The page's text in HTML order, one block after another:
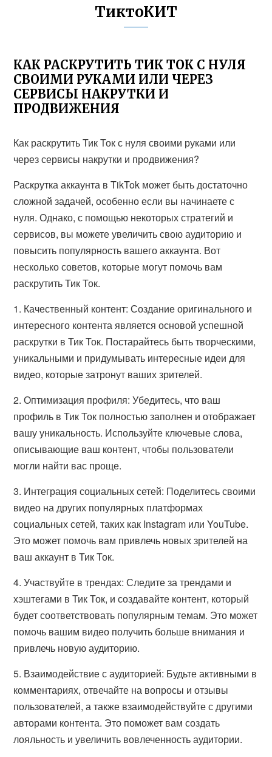
ТиктоКИТ
КАК РАСКРУТИТЬ ТИК ТОК С НУЛЯ
СВОИМИ РУКАМИ ИЛИ ЧЕРЕЗ
СЕРВИСЫ НАКРУТКИ И
ПРОДВИЖЕНИЯ
Как раскрутить Тик Ток с нуля своими руками или
через сервисы накрутки и продвижения?
Раскрутка аккаунта в TikTok может быть достаточно
сложной задачей, особенно если вы начинаете с
нуля. Однако, с помощью некоторых стратегий и
сервисов, вы можете увеличить свою аудиторию и
повысить популярность вашего аккаунта. Вот
несколько советов, которые могут помочь вам
раскрутить Тик Ток.
1. Качественный контент: Создание оригинального и
интересного контента является основой успешной
раскрутки в Тик Ток. Постарайтесь быть творческими,
уникальными и придумывать интересные идеи для
видео, которые затронут ваших зрителей.
2. Оптимизация профиля: Убедитесь, что ваш
профиль в Тик Ток полностью заполнен и отображает
вашу уникальность. Используйте ключевые слова,
описывающие ваш контент, чтобы пользователи
могли найти вас проще.
3. Интеграция социальных сетей: Поделитесь своими
видео на других популярных платформах
социальных сетей, таких как Instagram или YouTube.
Это может помочь вам привлечь новых зрителей на
ваш аккаунт в Тик Ток.
4. Участвуйте в трендах: Следите за трендами и
хэштегами в Тик Ток, и создавайте контент, который
будет соответствовать популярным темам. Это может
помочь вашим видео получить больше внимания и
привлечь новую аудиторию.
5. Взаимодействие с аудиторией: Будьте активными в
комментариях, отвечайте на вопросы и отзывы
пользователей, а также взаимодействуйте с другими
авторами контента. Это поможет вам создать
лояльность и увеличить вовлеченность аудитории.